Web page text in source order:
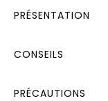
PRÉSENTATION
CONSEILS
PRÉCAUTIONS